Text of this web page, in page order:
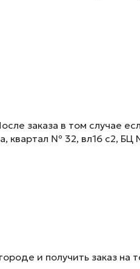
заказа в том случае
квартал № 32, вл16 с2,
и получить заказ на